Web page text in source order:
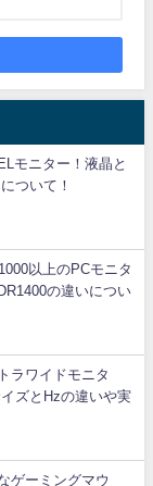
モニター！液晶と
ついて！
以上のPCモニタ
の違いについ
ラワイドモニタ
ズとHzの違いや実
ゲーミングマウ